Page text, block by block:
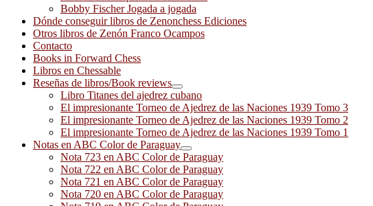
Bobby Fischer Jogada a jogada
Dónde conseguir libros de Zenonchess Ediciones
Otros libros de Zenón Franco Ocampos
Contacto
Books in Forward Chess
Libros en Chessable
Reseñas de libros/Book reviews
Libro Titanes del ajedrez cubano
El impresionante Torneo de Ajedrez de las Naciones 1939 Tomo 3
El impresionante Torneo de Ajedrez de las Naciones 1939 Tomo 2
El impresionante Torneo de Ajedrez de las Naciones 1939 Tomo 1
Notas en ABC Color de Paraguay
Nota 723 en ABC Color de Paraguay
Nota 722 en ABC Color de Paraguay
Nota 721 en ABC Color de Paraguay
Nota 720 en ABC Color de Paraguay